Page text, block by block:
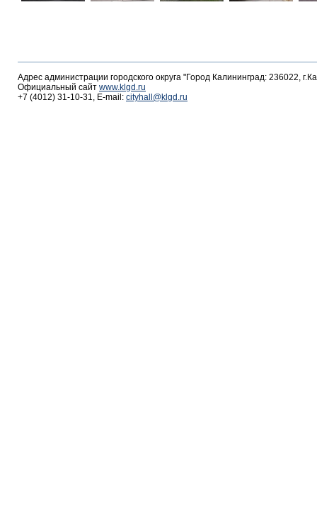
Адрес администрации городского округа "Город Калининград: 236022,
Официальный сайт www.klgd.ru
+7 (4012) 31-10-31, E-mail: cityhall@klgd.ru